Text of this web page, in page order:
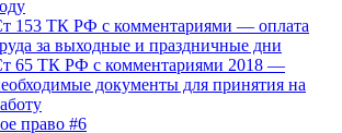
153 ТК РФ с комментариями — оплата
за выходные и праздничные дни
65 ТК РФ с комментариями 2018 —
документы для принятия на
право #6